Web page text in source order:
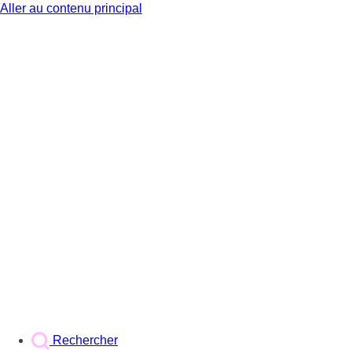
Aller au contenu principal
Rechercher